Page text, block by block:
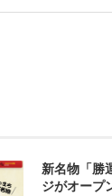
新名物「勝
ジがオープ